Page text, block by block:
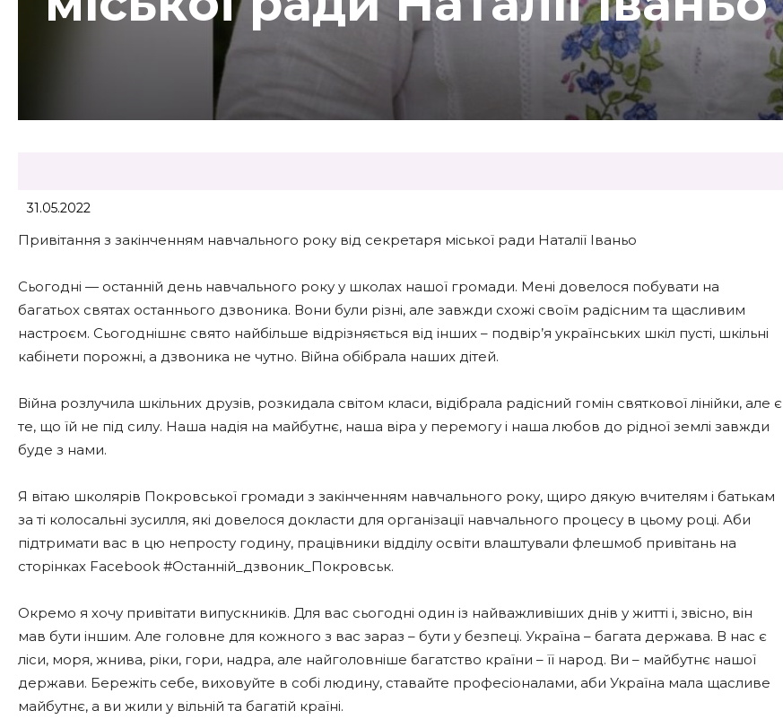
31.05.2022
Привітання з закінченням навчального року від секретаря міської ради Наталії Іваньо
Сьогодні — останній день навчального року у школах нашої громади. Мені довелося побувати на
багатьох святах останнього дзвоника. Вони були різні, але завжди схожі своїм радісним та щасливим
настроєм. Сьогоднішнє свято найбільше відрізняється від інших – подвір’я українських шкіл пусті, шкільні
кабінети порожні, а дзвоника не чутно. Війна обібрала наших дітей.
Війна розлучила шкільних друзів, розкидала світом класи, відібрала радісний гомін святкової лінійки, але є
те, що їй не під силу. Наша надія на майбутнє, наша віра у перемогу і наша любов до рідної землі завжди
буде з нами.
Я вітаю школярів Покровської громади з закінченням навчального року, щиро дякую вчителям і батькам
за ті колосальні зусилля, які довелося докласти для організації навчального процесу в цьому році. Аби
підтримати вас в цю непросту годину, працівники відділу освіти влаштували флешмоб привітань на
сторінках Facebook #Останній_дзвоник_Покровськ.
Окремо я хочу привітати випускників. Для вас сьогодні один із найважливіших днів у житті і, звісно, він
мав бути іншим. Але головне для кожного з вас зараз – бути у безпеці. Україна – багата держава. В нас є
ліси, моря, жнива, ріки, гори, надра, але найголовніше багатство країни – її народ. Ви – майбутнє нашої
держави. Бережіть себе, виховуйте в собі людину, ставайте професіоналами, аби Україна мала щасливе
майбутнє, а ви жили у вільній та багатій країні.